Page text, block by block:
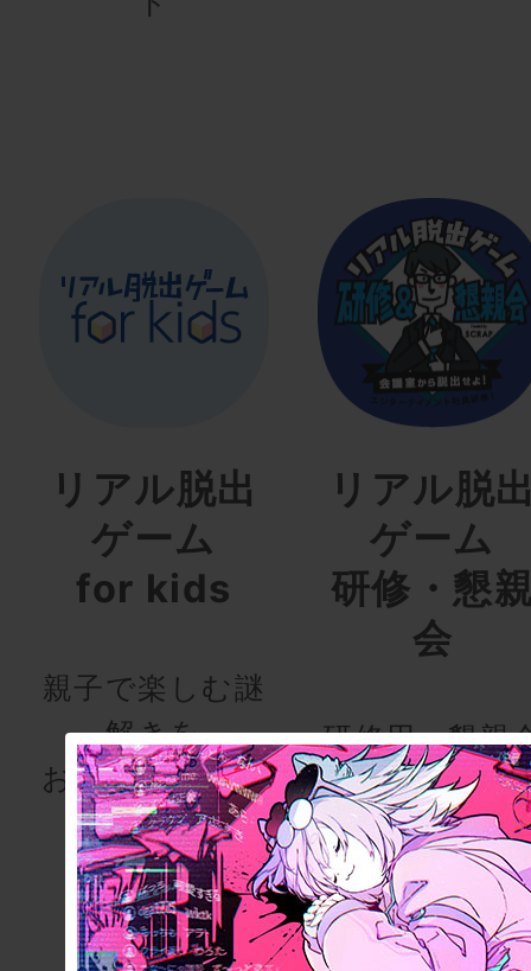
リアル脱出
ゲーム
for kids
親子で楽しむ謎
解きを
お届けします！
リアル脱
ゲーム
研修・懇
会
研修用・懇親
用会議
室型リアル脱
ゲーム